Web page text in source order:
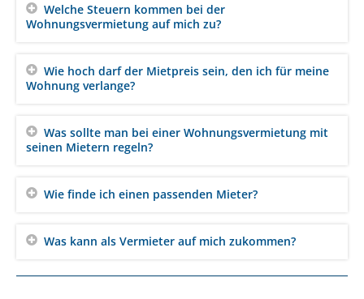
Welche Steuern kommen bei der
Wohnungsvermietung auf mich zu?
Wie hoch darf der Mietpreis sein, den ich für meine
Wohnung verlange?
Was sollte man bei einer Wohnungsvermietung mit
seinen Mietern regeln?
Wie finde ich einen passenden Mieter?
Was kann als Vermieter auf mich zukommen?